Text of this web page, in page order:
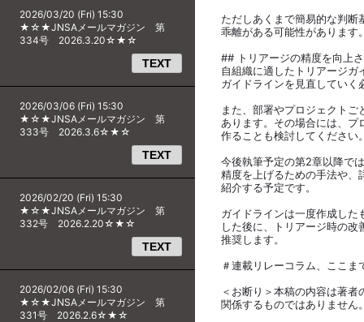
2026/03/20 (Fri) 15:30
★☆★JNSAメールマガジン 第
334号 2026.3.20☆★☆
TEXT
2026/03/06 (Fri) 15:30
★☆★JNSAメールマガジン 第
333号 2026.3.6☆★☆
TEXT
2026/02/20 (Fri) 15:30
★☆★JNSAメールマガジン 第
332号 2026.2.20☆★☆
TEXT
2026/02/06 (Fri) 15:30
★☆★JNSAメールマガジン 第
331号 2026.2.6☆★☆
ただしあくまで簡易的な判
乖離がある可能性があります
## トリアージの精度を向上
自組織に適したトリアージ
ガイドラインを見直していく
また、部署やプロジェクト
あります。その場合には、
作ることも検討してください
今後執筆予定の第2章以降で
精度を上げるための手法や、
紹介する予定です。
ガイドラインは一度作成し
した後に、トリアージ時の
推奨します。
＃連載リレーコラム、ここま
＜お断り＞本稿の内容は著
関係するものではありません